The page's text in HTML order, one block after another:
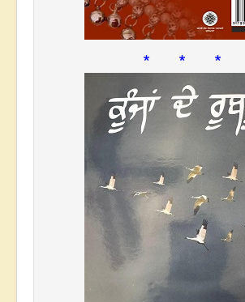
* * *